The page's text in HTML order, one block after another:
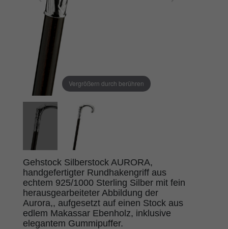
Vergrößern durch berühren
Gehstock Silberstock AURORA,
handgefertigter Rundhakengriff aus
echtem 925/1000 Sterling Silber mit fein
herausgearbeiteter Abbildung der
Aurora,, aufgesetzt auf einen Stock aus
edlem Makassar Ebenholz, inklusive
elegantem Gummipuffer.